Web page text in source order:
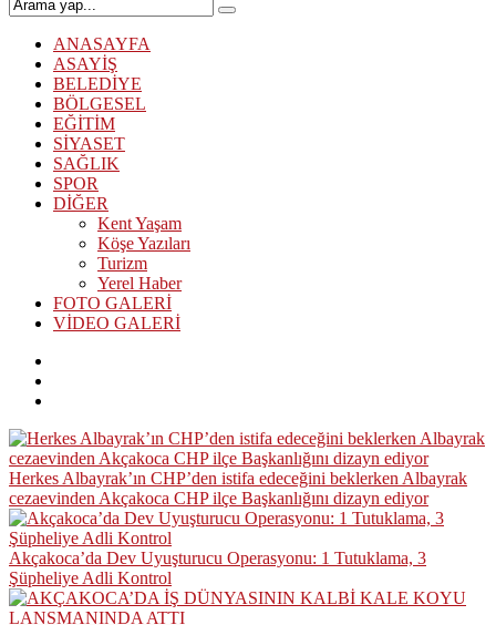
ANASAYFA
ASAYİŞ
BELEDİYE
BÖLGESEL
EĞİTİM
SİYASET
SAĞLIK
SPOR
DİĞER
Kent Yaşam
Köşe Yazıları
Turizm
Yerel Haber
FOTO GALERİ
VİDEO GALERİ
Herkes Albayrak’ın CHP’den istifa edeceğini beklerken Albayrak
cezaevinden Akçakoca CHP ilçe Başkanlığını dizayn ediyor
Akçakoca’da Dev Uyuşturucu Operasyonu: 1 Tutuklama, 3
Şüpheliye Adli Kontrol